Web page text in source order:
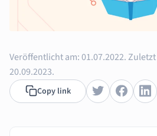
Veröffentlicht am:01.07.2022.
20.09.2023.
Copy link